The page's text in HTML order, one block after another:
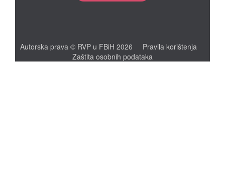
Autorska prava © RVP u FBiH 2026 Pravila korištenja
Zaštita osobnih podataka